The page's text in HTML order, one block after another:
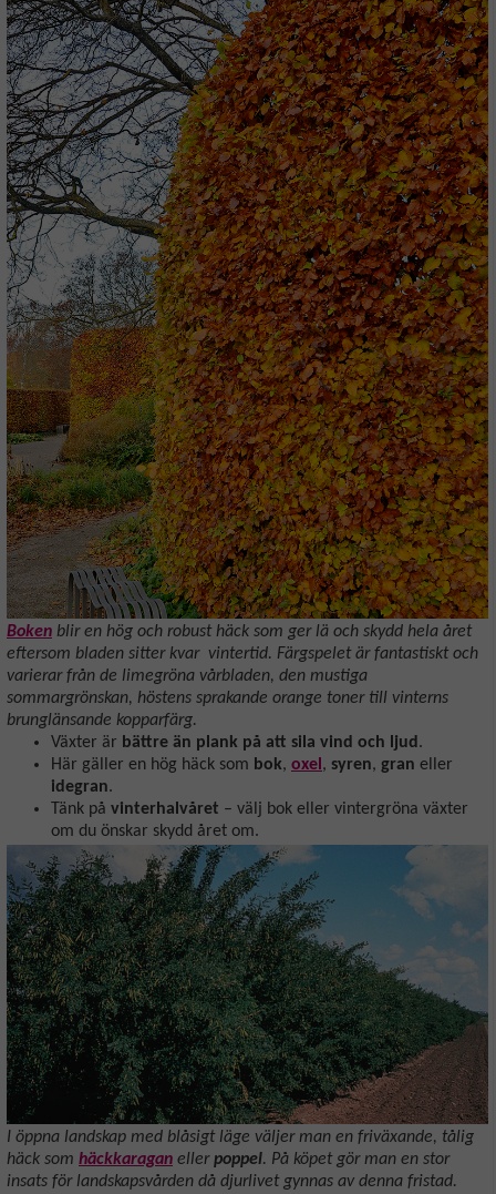
Boken blir en hög och robust häck som ger lä och skydd hela året
eftersom bladen sitter kvar vintertid. Färgspelet är fantastiskt och
varierar från de limegröna vårbladen, den mustiga
sommargrönskan, höstens sprakande orange toner till vinterns
brunglänsande kopparfärg.
Växter är bättre än plank på att sila vind och ljud .
Här gäller en hög häck som bok, oxel , syren, gran eller
idegran.
Tänk på vinterhalvåret – välj bok eller vintergröna växter
om du önskar skydd året om.
I öppna landskap med blåsigt läge väljer man en friväxande, tålig
häck som häckkaragan ellerpoppel. På köpet gör man en stor
insats för landskapsvården då djurlivet gynnas av denna fristad.